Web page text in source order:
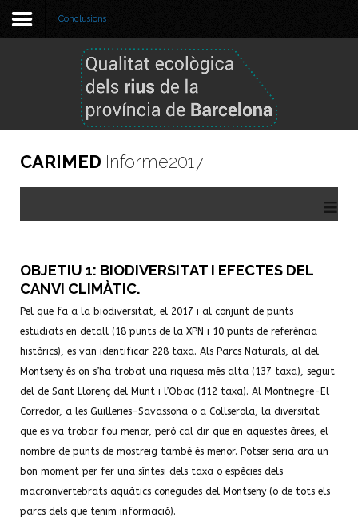
Benvinguda
Metodologia
Informe 2024
Informes anteriors
GBIF
Conclusions
CARIMED Informe2017
≡
OBJETIU 1: BIODIVERSITAT I EFECTES DEL
CANVI CLIMÀTIC.
Pel que fa a la biodiversitat, el 2017 i al conjunt de punts
estudiats en detall (18 punts de la XPN i 10 punts de referència
històrics), es van identificar 228 taxa. Als Parcs Naturals, al del
Montseny és on s’ha trobat una riquesa més alta (137 taxa), seguit
del de Sant Llorenç del Munt i l’Obac (112 taxa). Al Montnegre-El
Corredor, a les Guilleries-Savassona o a Collserola, la diversitat
que es va trobar fou menor, però cal dir que en aquestes àrees, el
nombre de punts de mostreig també és menor. Potser seria ara un
bon moment per fer una síntesi dels taxa o espècies dels
macroinvertebrats aquàtics conegudes del Montseny (o de tots els
parcs dels que tenim informació).